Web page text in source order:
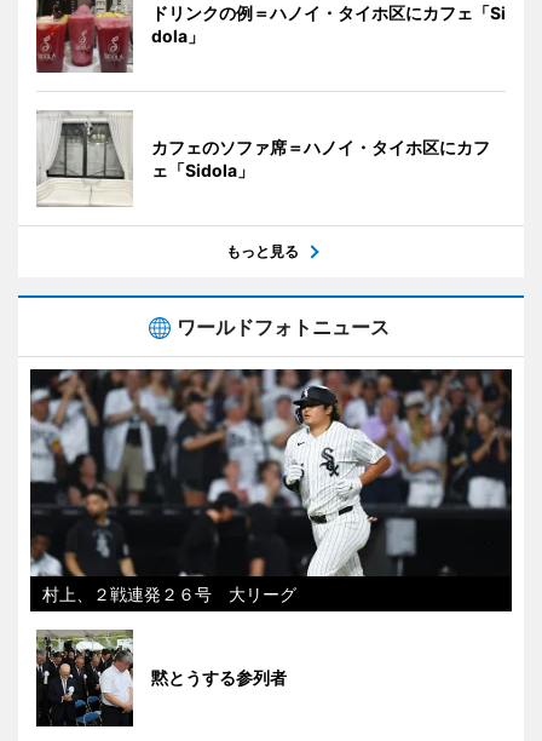
ドリンクの例＝ハノイ・タイホ区にカフェ「Si
dola」
カフェのソファ席＝ハノイ・タイホ区にカフ
ェ「Sidola」
もっと見る
ワールドフォトニュース
村上、２戦連発２６号 大リーグ
黙とうする参列者